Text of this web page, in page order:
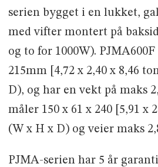
serien bygget i en lukket,
med vifter montert på
og to for 1000W).
215mm [4,72 x 2,40 x 8,46
D), og har en vekt på maks
måler 150 x 61 x 240 [5,91 x
(W x H x D) og veier maks
PJMA-serien har 5 år